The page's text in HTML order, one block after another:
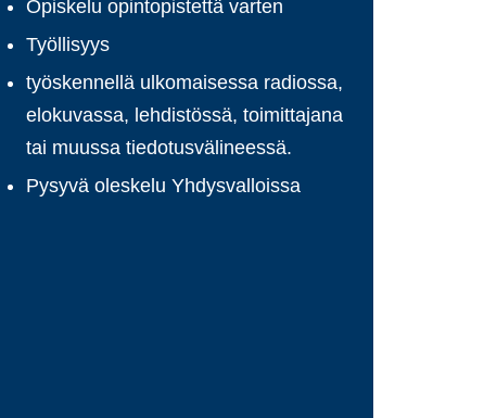
Opiskelu opintopistettä varten
Työllisyys
työskennellä ulkomaisessa radiossa,
elokuvassa, lehdistössä, toimittajana
tai muussa tiedotusvälineessä.
Pysyvä oleskelu Yhdysvalloissa